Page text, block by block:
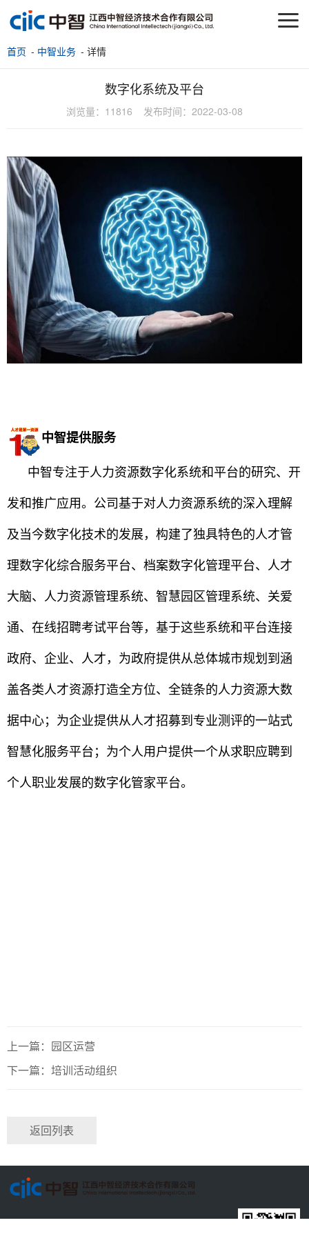
首页 - 中智业务 - 详情
数字化系统及平台
浏览量： 11816 发布时间： 2022-03-08
中智提供服务
中智专注于人力资源数字化系统和平台的研究、开
发和推广应用。公司基于对人力资源系统的深入理解
及当今数字化技术的发展，构建了独具特色的人才管
理数字化综合服务平台、档案数字化管理平台、人才
大脑、人力资源管理系统、智慧园区管理系统、关爱
通、在线招聘考试平台等，基于这些系统和平台连接
政府、企业、人才，为政府提供从总体城市规划到涵
盖各类人才资源打造全方位、全链条的人力资源大数
据中心；为企业提供从人才招募到专业测评的一站式
智慧化服务平台；为个人用户提供一个从求职应聘到
个人职业发展的数字化管家平台。
上一篇：园区运营
下一篇：培训活动组织
返回列表